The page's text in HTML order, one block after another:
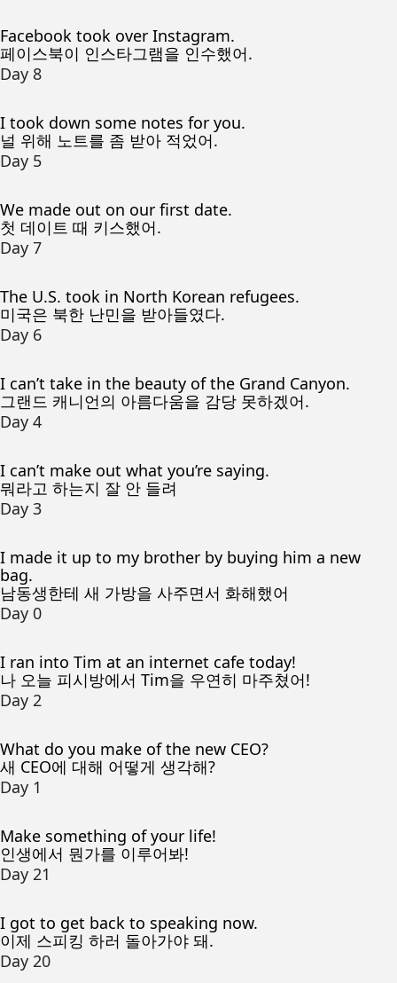
Facebook took over Instagram.
페이스북이 인스타그램을 인수했어.
Day 8
I took down some notes for you.
널 위해 노트를 좀 받아 적었어.
Day 5
We made out on our first date.
첫 데이트 때 키스했어.
Day 7
The U.S. took in North Korean refugees.
미국은 북한 난민을 받아들였다.
Day 6
I can’t take in the beauty of the Grand Canyon.
그랜드 캐니언의 아름다움을 감당 못하겠어.
Day 4
I can’t make out what you’re saying.
뭐라고 하는지 잘 안 들려
Day 3
I made it up to my brother by buying him a new
bag.
남동생한테 새 가방을 사주면서 화해했어
Day 0
I ran into Tim at an internet cafe today!
나 오늘 피시방에서 Tim을 우연히 마주쳤어!
Day 2
What do you make of the new CEO?
새 CEO에 대해 어떻게 생각해?
Day 1
Make something of your life!
인생에서 뭔가를 이루어봐!
Day 21
I got to get back to speaking now.
이제 스피킹 하러 돌아가야 돼.
Day 20